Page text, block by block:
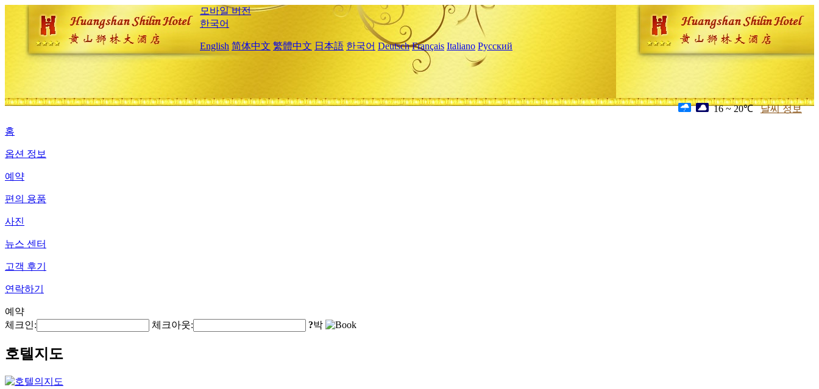
모바일 버전
한국어
English 简体中文 繁體中文 日本語 한국어 Deutsch Français Italiano Русский
16 ~ 20℃ 날씨 정보
홈
옵션 정보
예약
편의 용품
사진
뉴스 센터
고객 후기
연락하기
예약
체크인:
체크아웃: ?박
호텔지도